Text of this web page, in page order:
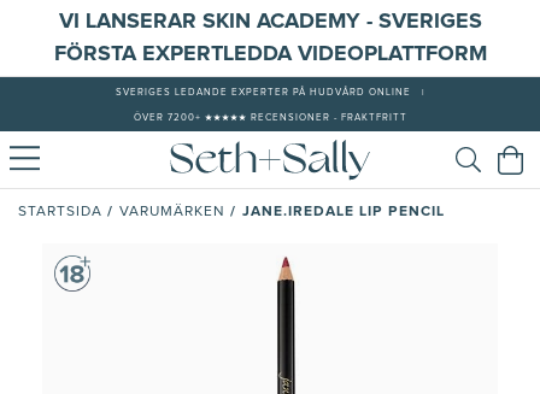
VI LANSERAR SKIN ACADEMY - SVERIGES
FÖRSTA EXPERTLEDDA VIDEOPLATTFORM
SVERIGES LEDANDE EXPERTER PÅ HUDVÅRD ONLINE
ÖVER 7200+ ★★★★★ RECENSIONER - FRAKTFRITT
STARTSIDA / VARUMÄRKEN / JANE.IREDALE LIP PENCIL